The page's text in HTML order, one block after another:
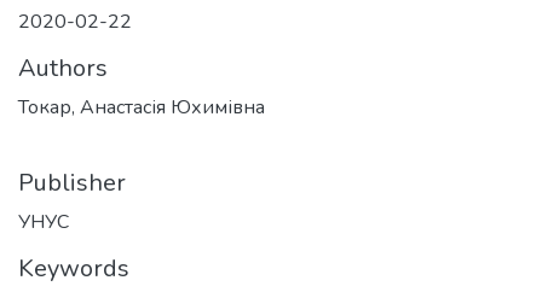
2020-02-22
Authors
Токар, Анастасія Юхимівна
Publisher
УНУС
Keywords